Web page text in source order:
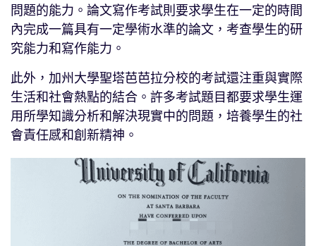
問題的能力。論文寫作考試則要求學生在一定的時間
內完成一篇具有一定學術水準的論文，考查學生的研
究能力和寫作能力。
此外，加州大學聖塔芭芭拉分校的考試還注重與實際
生活和社會熱點的結合。許多考試題目都要求學生運
用所學知識分析和解決現實中的問題，培養學生的社
會責任感和創新精神。